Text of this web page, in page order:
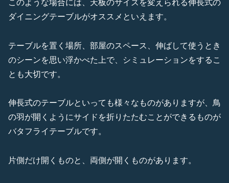
このような場合には、天板のサイズを変えられる伸長式の
ダイニングテーブルがオススメといえます。
テーブルを置く場所、部屋のスペース、伸ばして使うとき
のシーンを思い浮かべた上で、シミュレーションをするこ
とも大切です。
伸長式のテーブルといっても様々なものがありますが、鳥
の羽が開くようにサイドを折りたたむことができるものが
バタフライテーブルです。
片側だけ開くものと、両側が開くものがあります。